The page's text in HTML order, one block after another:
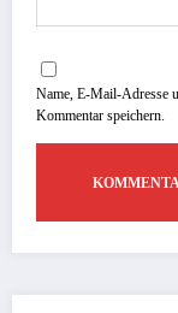
Name, E-Mail-Adresse
Kommentar speichern.